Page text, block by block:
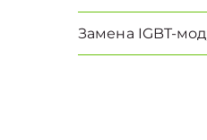
Замена IGBT-